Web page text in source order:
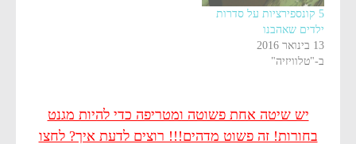
5 קונספירציות על סדרות
ילדים שאהבנו
13 בינואר 2016
ב-"טלוויזיה"
יש שיטה אחת פשוטה ומטריפה כדי להיות מגנט
בחורות! זה פשוט מדהים!!! רוצים לדעת איך? לחצו